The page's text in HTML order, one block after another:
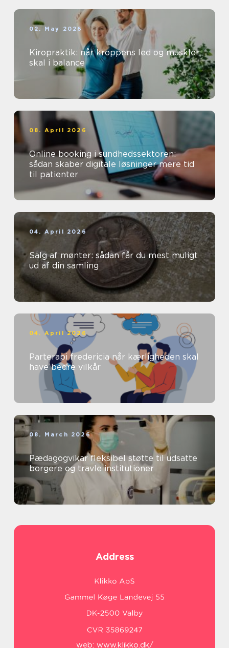
02. May 2026
Kiropraktik: når kroppens led og muskler
skal i balance
08. April 2026
Online booking i sundhedssektoren:
sådan skaber digitale løsninger mere tid
til patienter
04. April 2026
Salg af mønter: sådan får du mest muligt
ud af din samling
04. April 2026
Parterapi fredericia når kærligheden skal
have bedre vilkår
08. March 2026
Pædagogvikar fleksibel støtte til udsatte
borgere og travle institutioner
Address
web: www.klikko.dk/